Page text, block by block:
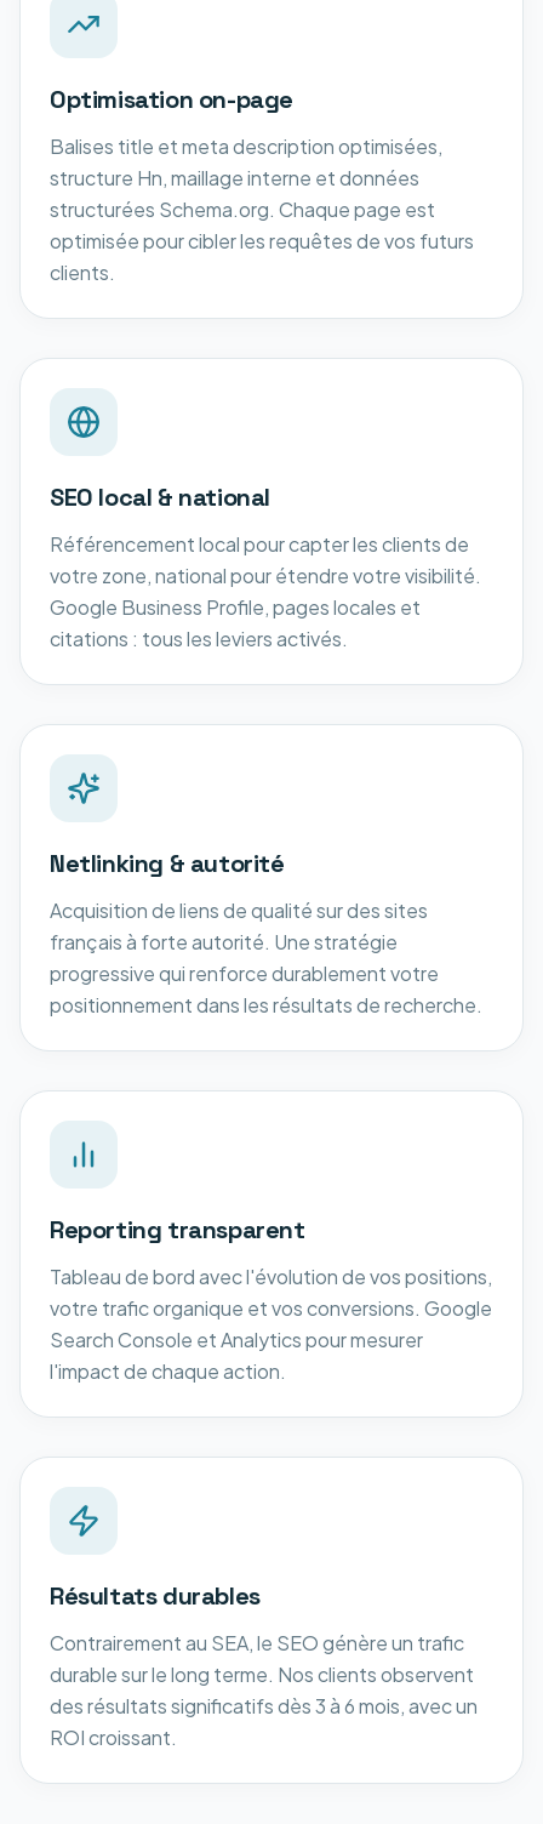
Optimisation on-page
Balises title et meta description optimisées,
structure Hn, maillage interne et données
structurées Schema.org. Chaque page est
optimisée pour cibler les requêtes de vos futurs
clients.
SEO local & national
Référencement local pour capter les clients de
votre zone, national pour étendre votre visibilité.
Google Business Profile, pages locales et
citations : tous les leviers activés.
Netlinking & autorité
Acquisition de liens de qualité sur des sites
français à forte autorité. Une stratégie
progressive qui renforce durablement votre
positionnement dans les résultats de recherche.
Reporting transparent
Tableau de bord avec l'évolution de vos positions,
votre trafic organique et vos conversions. Google
Search Console et Analytics pour mesurer
l'impact de chaque action.
Résultats durables
Contrairement au SEA, le SEO génère un trafic
durable sur le long terme. Nos clients observent
des résultats significatifs dès 3 à 6 mois, avec un
ROI croissant.